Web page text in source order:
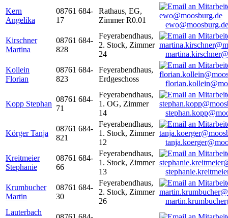
Kern
Angelika
08761 684-
17
Rathaus, EG,
Zimmer R0.01
ewo@moosburg.de
Kirschner
Martina
08761 684-
828
Feyerabendhaus,
2. Stock, Zimmer
24
Kollein
Florian
08761 684-
823
Feyerabendhaus,
Erdgeschoss
Kopp Stephan
08761 684-
71
Feyerabendhaus,
1. OG, Zimmer
14
Körger Tanja
08761 684-
821
Feyerabendhaus,
1. Stock, Zimmer
12
Kreitmeier
Stephanie
08761 684-
66
Feyerabendhaus,
1. Stock, Zimmer
13
Krumbucher
Martin
08761 684-
30
Feyerabendhaus,
2. Stock, Zimmer
26
Lauterbach